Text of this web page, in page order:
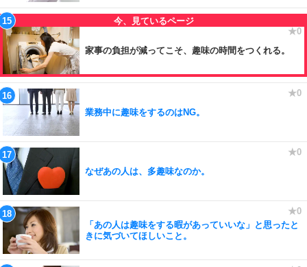
家事の負担が減ってこそ、趣味の時間をつくれる。
業務中に趣味をするのはNG。
なぜあの人は、多趣味なのか。
「あの人は趣味をする暇があっていいな」と思ったと
きに気づいてほしいこと。